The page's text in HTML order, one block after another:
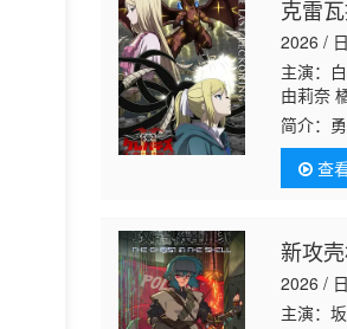
克雷
2026 /
主演：
由莉奈
简介：
谈中，
雷托的
查
新攻
2026 /
主演：